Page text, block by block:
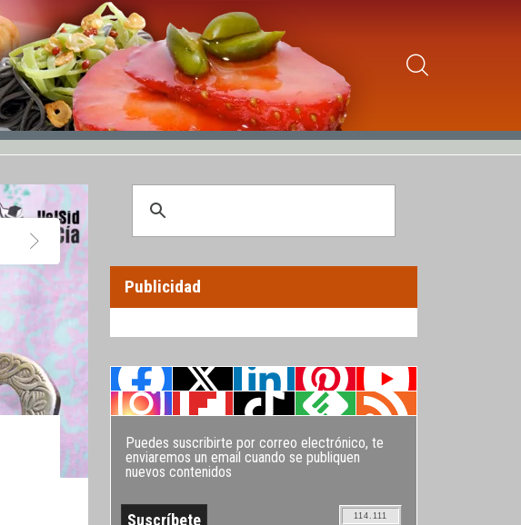
Publicidad
Puedes suscribirte por correo electrónico, te
enviaremos un email cuando se publiquen
nuevos contenidos
114.111